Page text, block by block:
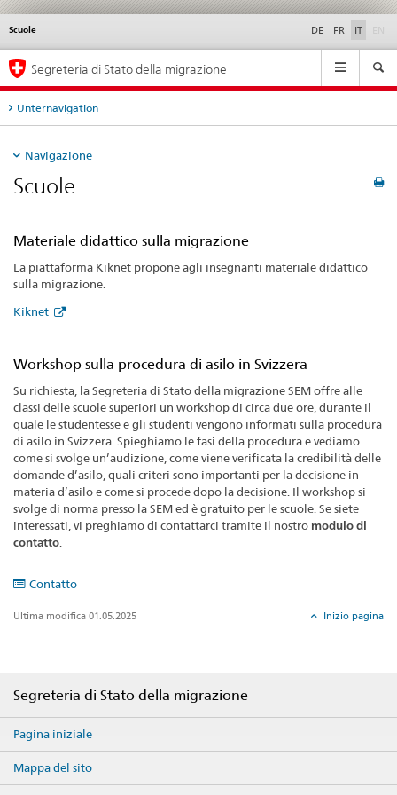
Scuole DE FR IT
Service
Navigation
Segreteria di Stato della migrazione
Unternavigation
Navigazione
Scuole
Materiale didattico sulla migrazione
La piattaforma Kiknet propone agli insegnanti materiale didattico
sulla migrazione.
Kiknet
Workshop sulla procedura di asilo in Svizzera
Su richiesta, la Segreteria di Stato della migrazione SEM offre alle
classi delle scuole superiori un workshop di circa due ore, durante il
quale le studentesse e gli studenti vengono informati sulla procedura
di asilo in Svizzera. Spieghiamo le fasi della procedura e vediamo
come si svolge un’audizione, come viene verificata la credibilità delle
domande d’asilo, quali criteri sono importanti per la decisione in
materia d’asilo e come si procede dopo la decisione. Il workshop si
svolge di norma presso la SEM ed è gratuito per le scuole. Se siete
interessati, vi preghiamo di contattarci tramite il nostro modulo di
contatto.
Contatto
Ultima modifica 01.05.2025 Inizio pagina
Segreteria di Stato della migrazione
Pagina iniziale
Mappa del sito